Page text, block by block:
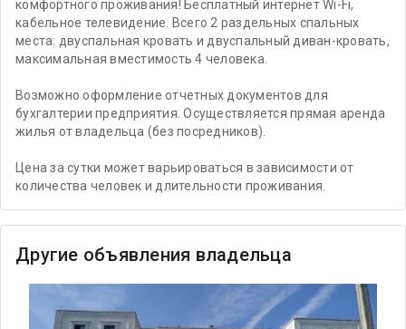
комфортного проживания! Бесплатный интернет Wi-Fi,
кабельное телевидение. Всего 2 раздельных спальных
места: двуспальная кровать и двуспальный диван-кровать,
максимальная вместимость 4 человека.
Возможно оформление отчетных документов для
бухгалтерии предприятия. Осуществляется прямая аренда
жилья от владельца (без посредников).
Цена за сутки может варьироваться в зависимости от
количества человек и длительности проживания.
Другие объявления владельца